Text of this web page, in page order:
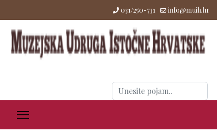
031/250-731 info@muih.hr
Traži
...